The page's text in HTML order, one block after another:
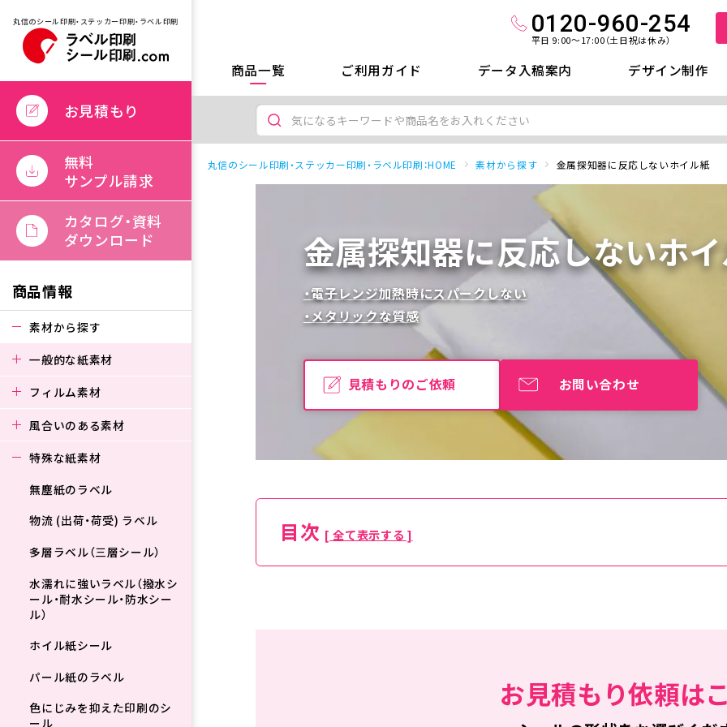
丸信のシール印刷・ステッカー印刷・ラベル印刷 0120-960-254
平日 9:00～17:00（土日祝は休み）
商品一覧 ご利用ガイド データ入稿案内 デザイン制作
お見積もり
無料
サンプル請求
カタログ・資料
ダウンロード
商品情報
素材から探す
一般的な紙素材
フィルム素材
風合いのある素材
特殊な紙素材
無塵紙のラベル
物流 (出荷・荷受) ラベル
多層ラベル（三層シール）
水濡れに強いラベル（撥水シ
ール・耐水シール・防水シー
ル）
ホイル紙シール
パール紙のラベル
色にじみを抑えた印刷のシ
ール
丸信のシール印刷・ステッカー印刷・ラベル印刷：HOME 素材から探す 金属探知器に反応しないホイル紙
金属探知器に反応しないホ
・電子レンジ加熱時にスパークしない
・メタリックな質感
見積もりのご依頼 お問い合わせ
目次 [ 全て表示する ]
お見積もり依頼は